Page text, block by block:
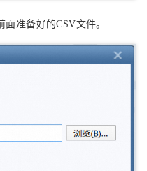
准备好的CSV文件。